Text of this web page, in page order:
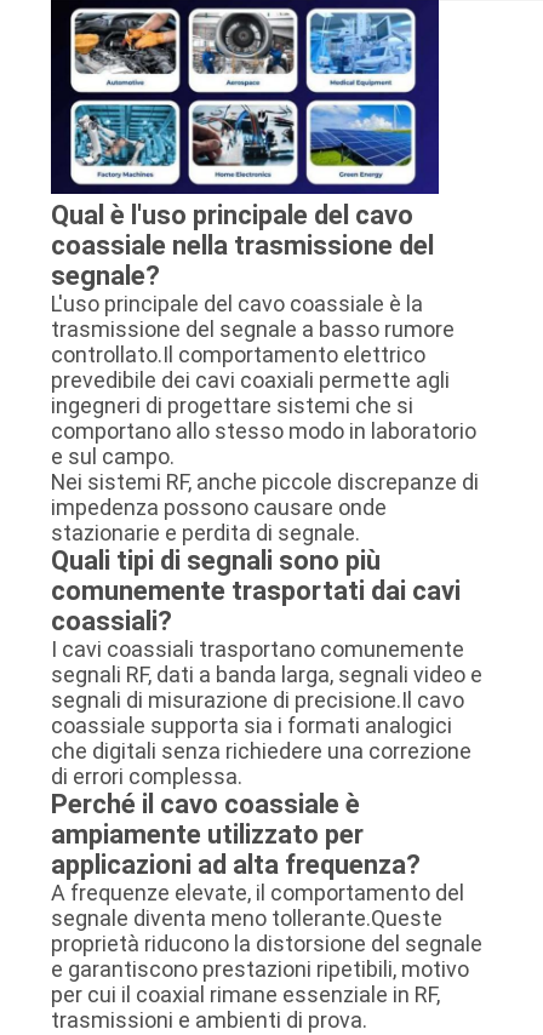
Qual è l'uso principale del cavo
coassiale nella trasmissione del
segnale?
L'uso principale del cavo coassiale è la
trasmissione del segnale a basso rumore
controllato.Il comportamento elettrico
prevedibile dei cavi coaxiali permette agli
ingegneri di progettare sistemi che si
comportano allo stesso modo in laboratorio
e sul campo.
Nei sistemi RF, anche piccole discrepanze di
impedenza possono causare onde
stazionarie e perdita di segnale.
Quali tipi di segnali sono più
comunemente trasportati dai cavi
coassiali?
I cavi coassiali trasportano comunemente
segnali RF, dati a banda larga, segnali video e
segnali di misurazione di precisione.Il cavo
coassiale supporta sia i formati analogici
che digitali senza richiedere una correzione
di errori complessa.
Perché il cavo coassiale è
ampiamente utilizzato per
applicazioni ad alta frequenza?
A frequenze elevate, il comportamento del
segnale diventa meno tollerante.Queste
proprietà riducono la distorsione del segnale
e garantiscono prestazioni ripetibili, motivo
per cui il coaxial rimane essenziale in RF,
trasmissioni e ambienti di prova.